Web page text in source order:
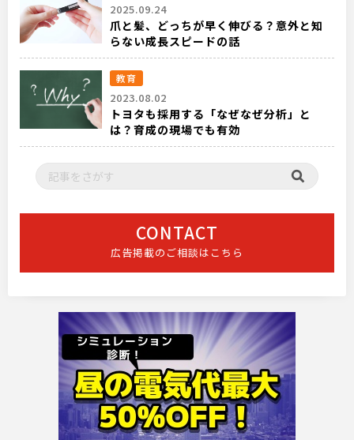
2025.09.24
爪と髪、どっちが早く伸びる？意外と知
らない成長スピードの話
教育
2023.08.02
トヨタも採用する「なぜなぜ分析」と
は？育成の現場でも有効
CONTACT
広告掲載のご相談はこちら